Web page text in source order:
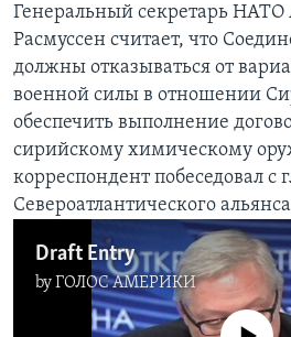
АМЕРИКА. БОЛЬШОЕ
ПОДПИСКА НА НОВОСТИ
Learning English
Языки
Генеральный секретарь НАТО
Расмуссен считает, что
должны отказываться от
военной силы в отношении
обеспечить выполнение
сирийскому химическому
корреспондент побеседовал с
Североатлантического
Draft Entry
byГОЛОС АМЕРИКИ
No media source